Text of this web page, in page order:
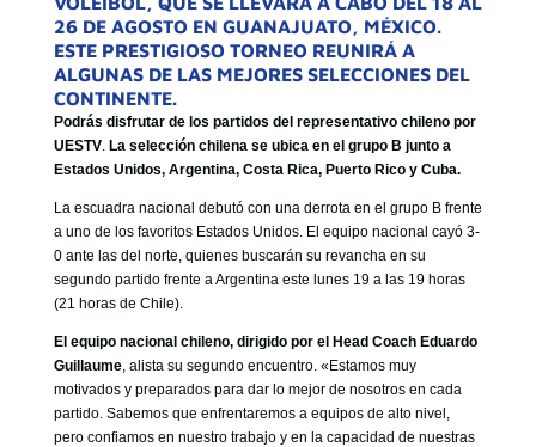
GOBIERNO CORPORATIVO
NUESTRO EQUIPO
26 DE AGOSTO EN GUANAJUATO, MÉXICO.
ESTE PRESTIGIOSO TORNEO REUNIRÁ A
ALGUNAS DE LAS MEJORES SELECCIONES DEL
CONTINENTE.
Podrás disfrutar de los partidos del representativo chileno por
UESTV. La selección chilena se ubica en el grupo B junto a
Estados Unidos, Argentina, Costa Rica, Puerto Rico y Cuba.
La escuadra nacional debutó con una derrota en el grupo B frente
a uno de los favoritos Estados Unidos. El equipo nacional cayó 3-
0 ante las del norte, quienes buscarán su revancha en su
segundo partido frente a Argentina este lunes 19 a las 19 horas
(21 horas de Chile).
El equipo nacional chileno, dirigido por el Head Coach Eduardo
Guillaume, alista su segundo encuentro. «Estamos muy
motivados y preparados para dar lo mejor de nosotros en cada
partido. Sabemos que enfrentaremos a equipos de alto nivel,
pero confiamos en nuestro trabajo y en la capacidad de nuestras